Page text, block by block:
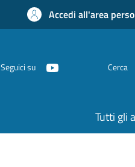
Accedi all'area
Seguici su Cerca
Tutti gli